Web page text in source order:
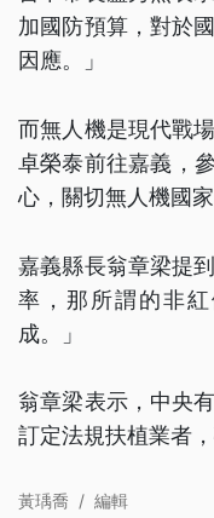
加國防預算，對於
因應。」
而無人機是現代戰
卓榮泰前往嘉義，
心，關切無人機國家
嘉義縣長翁章梁提
率，那所謂的非
成。」
翁章梁表示，中央
訂定法規扶植業者
黃瑀喬 / 編輯